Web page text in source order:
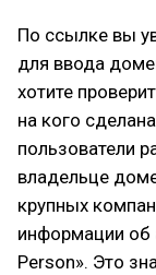
По ссылке вы
для ввода
хотите
на кого
пользователи
владельце
крупных
информации об
Person». Это